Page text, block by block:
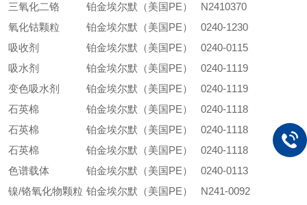
三氧化二铬
铂金埃尔默（美国PE） N2410370
氧化钴颗粒
铂金埃尔默（美国PE） 0240-1230
吸收剂
铂金埃尔默（美国PE） 0240-0115
吸水剂
铂金埃尔默（美国PE） 0240-1119
变色吸水剂
铂金埃尔默（美国PE） 0240-1119
石英棉
铂金埃尔默（美国PE） 0240-1118
石英棉
铂金埃尔默（美国PE） 0240-1118
石英棉
铂金埃尔默（美国PE） 0240-1118
色谱载体
铂金埃尔默（美国PE） 0240-0113
镍/铬氧化物颗粒 铂金埃尔默（美国PE） N241-0092